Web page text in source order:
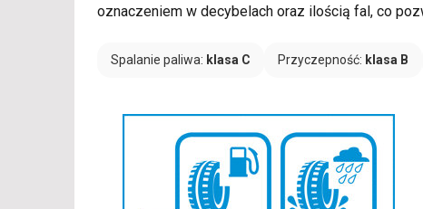
oznaczeniem w decybelach oraz ilością fal, co
Spalanie paliwa: klasa C Przyczepność: klasa B